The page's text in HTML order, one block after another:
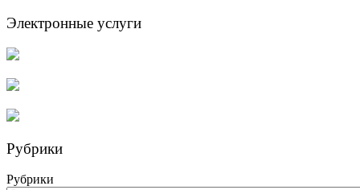
Электронные услуги
Рубрики
Рубрики